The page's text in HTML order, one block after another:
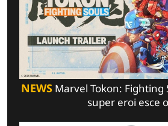
NEWS Marvel Tokon: Fighting
super eroi esce